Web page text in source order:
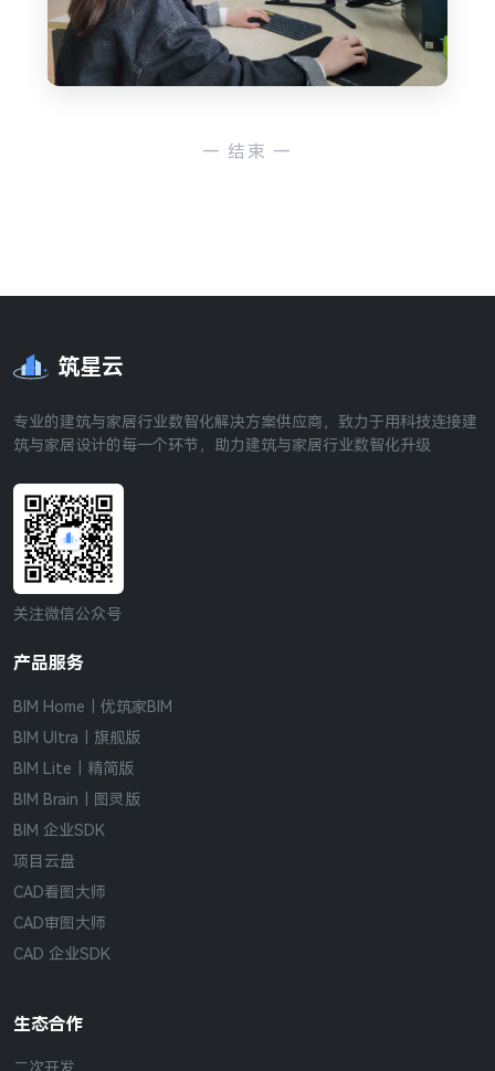
— 结束 —
筑星云
专业的建筑与家居行业数智化解决方案供应商，致力于用科技连接建
筑与家居设计的每一个环节，助力建筑与家居行业数智化升级
关注微信公众号
产品服务
BIM Home｜优筑家BIM
BIM Ultra｜旗舰版
BIM Lite｜精简版
BIM Brain｜图灵版
BIM 企业SDK
项目云盘
CAD看图大师
CAD审图大师
CAD 企业SDK
生态合作